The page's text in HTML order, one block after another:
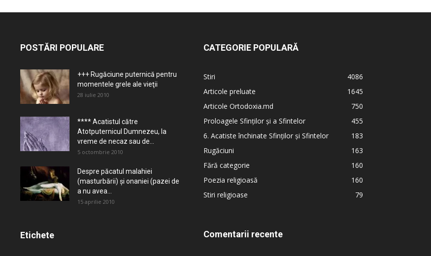
POSTĂRI POPULARE
+++ Rugăciune puternică pentru
momentele grele ale vieţii
28 iulie 2010
**** Acatistul către
Atotputernicul Dumnezeu, la
vreme de necaz sau de...
5 octombrie 2010
Despre păcatul malahiei
(masturbării) şi onaniei (pazei de
a nu avea...
15 aprilie 2010
Etichete
CATEGORIE POPULARĂ
Stiri
4086
Articole preluate
1645
Articole Ortodoxia.md
750
Proloagele Sfinților și a Sfintelor
455
6. Acatiste închinate Sfinților și Sfintelor
183
Rugăciuni
163
Fără categorie
160
Poezia religioasă
160
Stiri religioase
79
Comentarii recente